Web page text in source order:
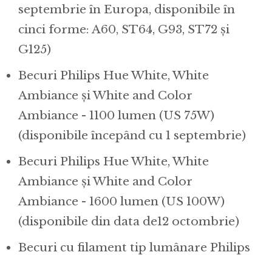
septembrie în Europa, disponibile în
cinci forme: A60, ST64, G93, ST72 și
G125)
Becuri Philips Hue White, White
Ambiance și White and Color
Ambiance - 1100 lumen (US 75W)
(disponibile începând cu 1 septembrie)
Becuri Philips Hue White, White
Ambiance și White and Color
Ambiance - 1600 lumen (US 100W)
(disponibile din data de12 octombrie)
Becuri cu filament tip lumânare Philips